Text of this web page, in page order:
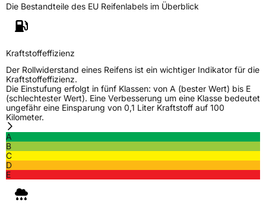
Die Bestandteile des EU Reifenlabels im Überblick
Kraftstoffeffizienz
Der Rollwiderstand eines Reifens ist ein wichtiger Indikator für die
Kraftstoffeffizienz.
Die Einstufung erfolgt in fünf Klassen: von A (bester Wert) bis E
(schlechtester Wert). Eine Verbesserung um eine Klasse bedeutet
ungefähr eine Einsparung von 0,1 Liter Kraftstoff auf 100
Kilometer.
A
B
C
D
E